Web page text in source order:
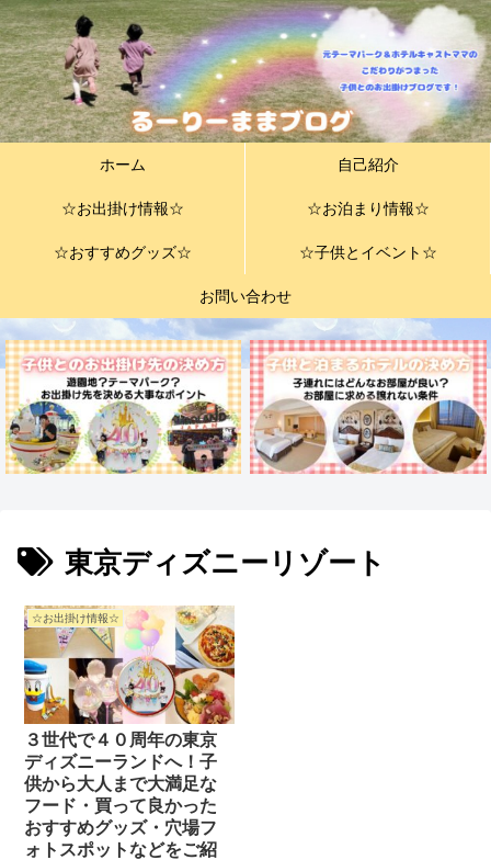
ホーム 自己紹介
☆お出掛け情報☆ ☆お泊まり情報☆
☆おすすめグッズ☆ ☆子供とイベント☆
お問い合わせ
東京ディズニーリゾート
☆お出掛け情報☆
３世代で４０周年の東京
ディズニーランドへ！子
供から大人まで大満足な
フード・買って良かった
おすすめグッズ・穴場フ
ォトスポットなどをご紹